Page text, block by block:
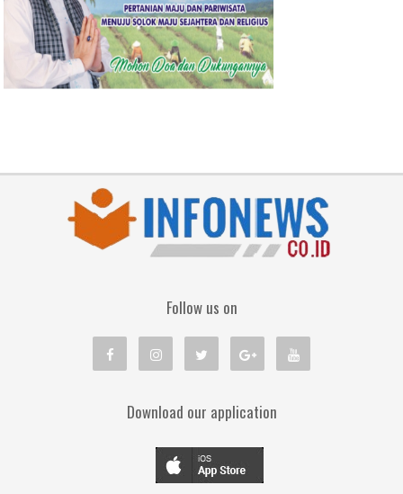
Follow us on
Download our application